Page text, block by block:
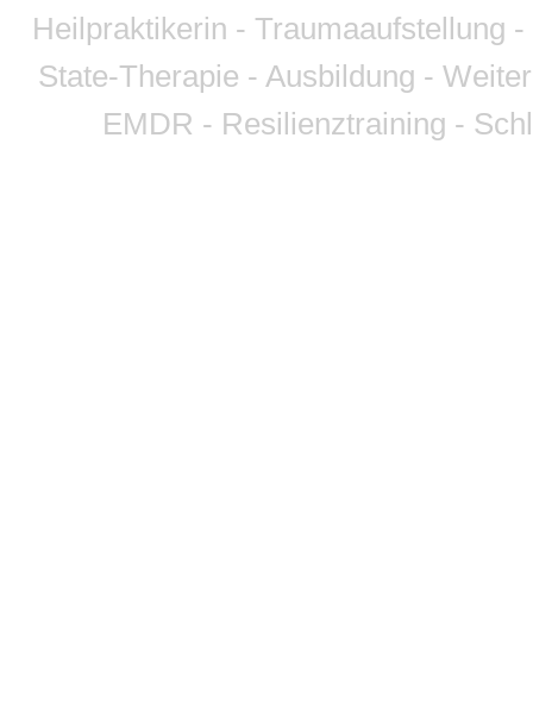
Heilpraktikerin - Traumaaufstellung
State-Therapie - Ausbildung -
EMDR - Resilienztraining -